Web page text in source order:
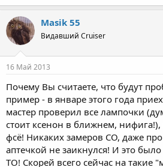
Masik 55
Видавший Cruiser
16 Май 2013
Почему Вы считаете, что будут
пример - в январе этого года
мастер проверил все лампочки
стоит ксенон в ближнем, нифига!),
фсё! Никаких замеров СО, даже
аптечкой не заикнулся! И это
ТО! Скорей всего сейчас на такие